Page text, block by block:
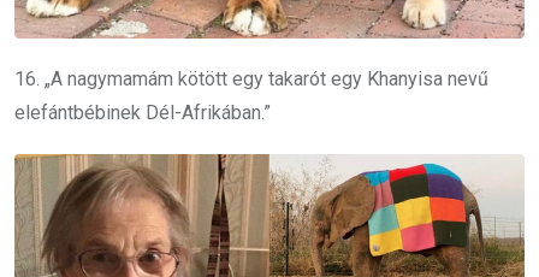
16. „A nagymamám kötött egy takarót egy Khanyisa nevű
elefántbébinek Dél-Afrikában.”